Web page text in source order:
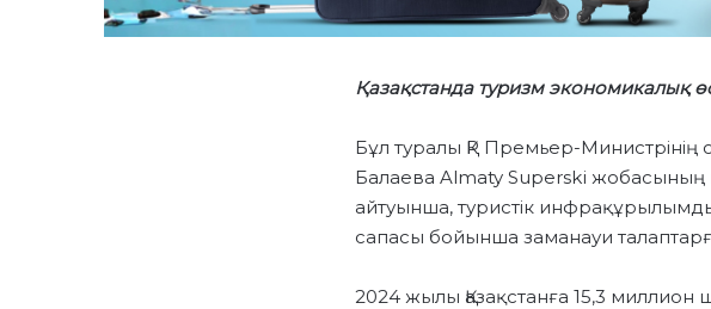
Қазақстанда туризм экономикалық
Бұл туралы ҚР Премьер-
Балаева Almaty Superski жобасының
айтуынша, туристік
сапасы бойынша заманауи
2024 жылы Қазақстанға 15,3 миллион